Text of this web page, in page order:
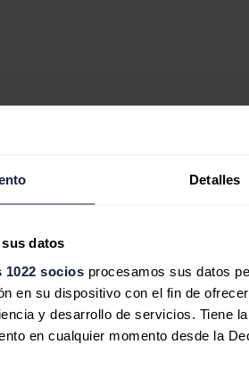
Detalles
datos
1022 sociosprocesamos sus datos
en su dispositivo con el fin de
y desarrollo de servicios. Tiene
en cualquier momento desde la